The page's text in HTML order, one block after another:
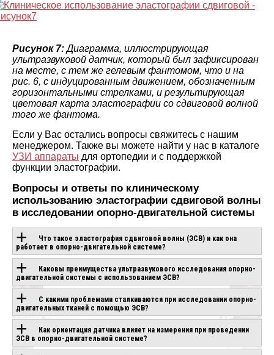
Рисунок 7:Диаграмма, иллюстрирующая
ультразвуковой датчик, который был зафиксирован
на месте, с тем же гелевым фантомом, что и на
рис. 6, с индуцированным движением, обозначенным
горизонтальными стрелками, и результирующая
цветовая карта эластографии со сдвиговой волной
того же фантома.
Если у Вас остались вопросы свяжитесь с нашим
менеджером. Также вы можете найти у нас в каталоге
УЗИ аппараты для ортопедии и с поддержкой
функции эластографии.
Вопросы и ответы по клиническому
использованию эластографии сдвиговой волны
в исследовании опорно-двигательной системы
Что такое эластография сдвиговой волны (ЭСВ) и как она
работает в опорно-двигательной системе?
Каковы преимущества ультразвукового исследования опорно-
двигательной системы с использованием ЭСВ?
С какими проблемами сталкиваются при исследовании опорно-
двигательных тканей с помощью ЭСВ?
Как ориентация датчика влияет на измерения при проведении
ЭСВ в опорно-двигательной системе?
ОБОРУДОВАНИЕ С
ЭТОЙ
ТЕХНОЛОГИЕЙ